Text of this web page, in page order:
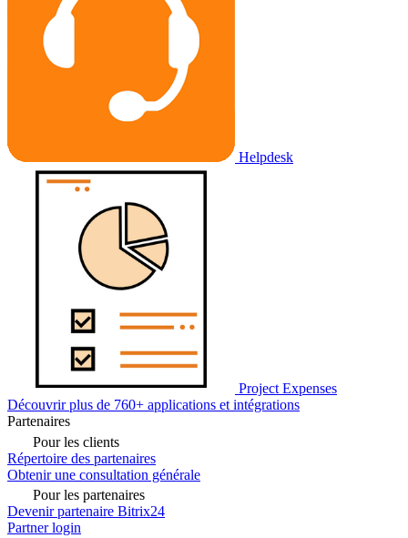
Helpdesk
Project Expenses
Découvrir plus de 760+ applications et intégrations
Partenaires
Pour les clients
Répertoire des partenaires
Obtenir une consultation générale
Pour les partenaires
Devenir partenaire Bitrix24
Partner login